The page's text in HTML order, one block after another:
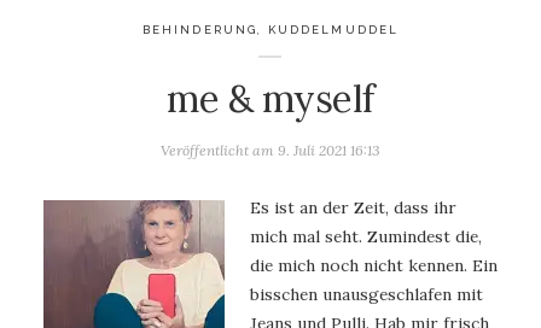
BEHINDERUNG, KUDDELMUDDEL
me & myself
Veröffentlicht am 9. Juli 2021 16:13
Es ist an der Zeit, dass ihr
mich mal seht. Zumindest die,
die mich noch nicht kennen. Ein
bisschen unausgeschlafen mit
Jeans und Pulli. Hab mir frisch